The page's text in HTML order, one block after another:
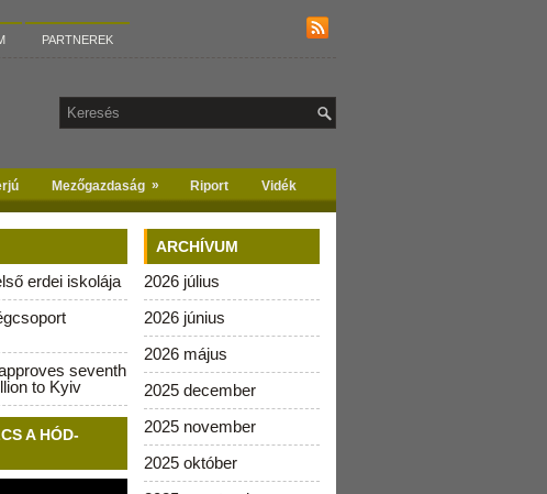
PARTNEREK
Mezőgazdaság » Riport Vidék
erdei iskolája
seventh
to Kyiv
A HÓD-
ARCHÍVUM
2026 július
2026 június
2026 május
2025 december
2025 november
2025 október